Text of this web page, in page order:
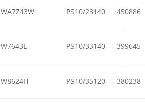
WA7Z43W PS10/23140 450886
W7643L PS10/33140 399645
W8624H PS10/35120 380238